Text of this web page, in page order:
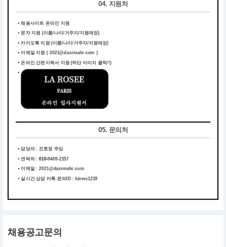
04. 지원처
채용사이트 온라인 지원
문자 지원 (이름/나이/거주지/지원매장)
카카오톡 지원 (이름/나이/거주지/지원매장)
이메일 지원 ( 2021@dasimahr.com )
온라인 간편이력서 지원 (하단 이미지 클릭!!)
05. 문의처
담당자 : 진효정 주임
연락처 :010-9409-2157
이메일 :2021@dasimahr.com
실시간 상담 카톡 문의ID : kinws1219
채용공고문의